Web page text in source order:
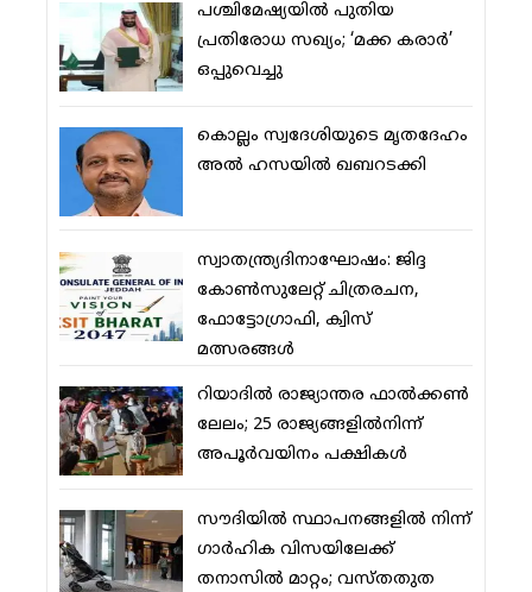
പശ്ചിമേഷ്യയില്‍ പുതിയ
പ്രതിരോധ സഖ്യം; ‘മക്ക കരാര്‍’
ഒപ്പുവെച്ചു
കൊല്ലം സ്വദേശിയുടെ മൃതദേഹം
അല്‍ ഹസയില്‍ ഖബറടക്കി
സ്വാതന്ത്ര്യദിനാഘോഷം: ജിദ്ദ
കോണ്‍സുലേറ്റ് ചിത്രരചന,
ഫോട്ടോഗ്രാഫി, ക്വിസ്
മത്സരങ്ങള്‍
റിയാദില്‍ രാജ്യാന്തര ഫാല്‍ക്കണ്‍
ലേലം; 25 രാജ്യങ്ങളില്‍നിന്ന്
അപൂര്‍വയിനം പക്ഷികള്‍
സൗദിയില്‍ സ്ഥാപനങ്ങളില്‍ നിന്ന്
ഗാര്‍ഹിക വിസയിലേക്ക്
തനാസില്‍ മാറ്റം; വസ്തതുത